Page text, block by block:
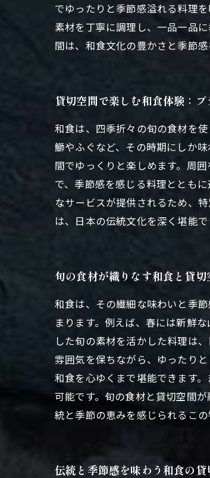
でゆったりと季節感溢れる料理
素材を丁寧に調理し、一品一品
間は、和食文化の豊かさと季節
貸切空間で楽しむ和食体験：
和食は、四季折々の旬の食材を
鰤やふぐなど、その時期にしか
間でゆっくりと楽しめます。周
で、季節感を感じる料理ととも
なサービスが提供されるため、
は、日本の伝統文化を深く堪能
旬の食材が織りなす和食と貸
和食は、その繊細な味わいと季
まります。例えば、春には新鮮
した旬の素材を活かした料理は
雰囲気を保ちながら、ゆったり
和食を心ゆくまで堪能できます
可能です。旬の食材と貸切空間
統と季節の恵みを感じられるこ
伝統と季節感を味わう和食の